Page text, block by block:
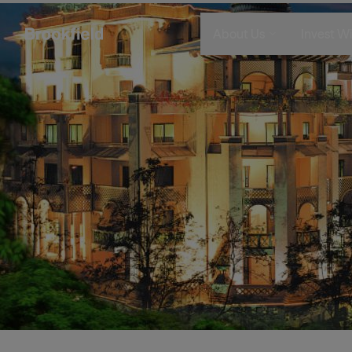
주요 콘텐츠로 건너뛰기
Company
Who We Are
Global Presence
The Ecosystem
Leadership
Sustainability
Who We
Search
이미지